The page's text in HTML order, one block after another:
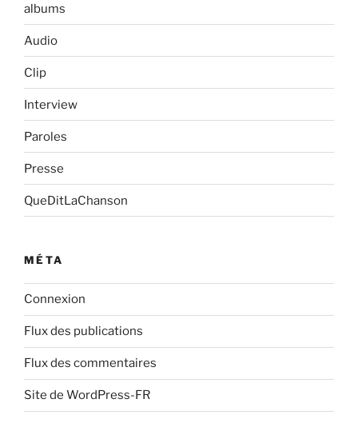
albums
Audio
Clip
Interview
Paroles
Presse
QueDitLaChanson
MÉTA
Connexion
Flux des publications
Flux des commentaires
Site de WordPress-FR